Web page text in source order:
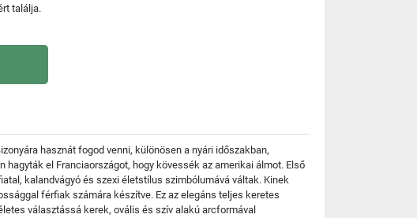
találja.
hasznát fogod venni, különösen a nyári időszakban,
hagyták el Franciaországot, hogy kövessék az amerikai álmot. Első
kalandvágyó és szexi életstílus szimbólumává váltak. Kinek
férfiak számára készítve. Ez az elegáns teljes keretes
választássá kerek, ovális és szív alakú arcformával